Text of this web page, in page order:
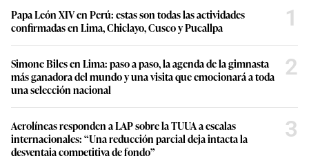
Papa León XIV en Perú: estas son todas las actividades
confirmadas en Lima, Chiclayo, Cusco y Pucallpa
1
Simone Biles en Lima: paso a paso, la agenda de la gimnasta
más ganadora del mundo y una visita que emocionará a toda
una selección nacional
2
Aerolíneas responden a LAP sobre la TUUA a escalas
internacionales: “Una reducción parcial deja intacta la
desventaja competitiva de fondo”
3